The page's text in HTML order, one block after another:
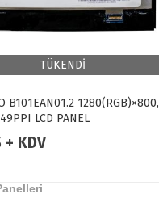
TÜKENDİ
B101EAN01.2 1280(RGB)×800,
LCD PANEL
KDV